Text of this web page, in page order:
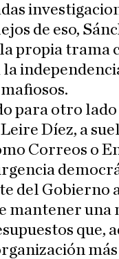
de eso,
propia trama
para otro
Díez, a
Correos o
del Gobierno
mantener una
que,